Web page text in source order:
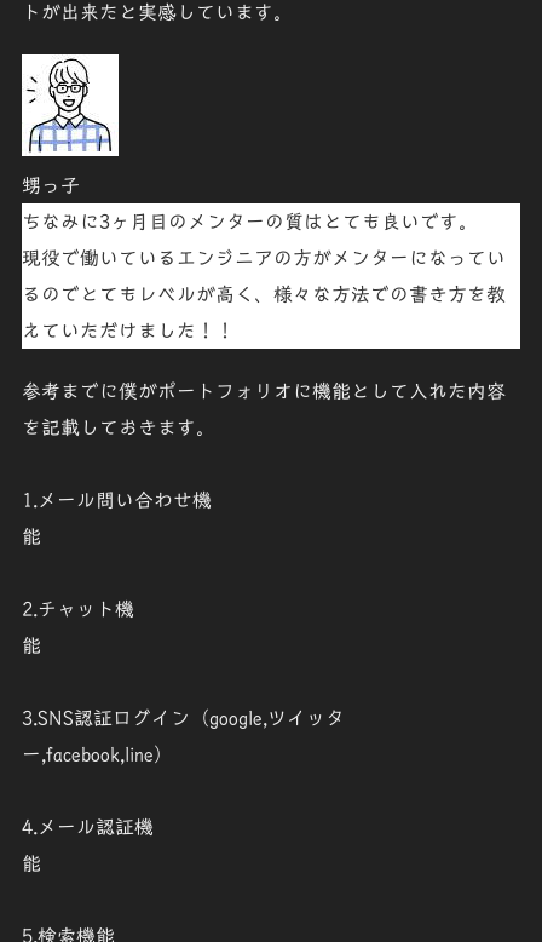
トが出来たと実感しています。
甥っ子
ちなみに3ヶ月目のメンターの質はとても良いです。
現役で働いているエンジニアの方がメンターになってい
るのでとてもレベルが高く、様々な方法での書き方を教
えていただけました！！
参考までに僕がポートフォリオに機能として入れた内容
を記載しておきます。
1.メール問い合わせ機
能
2.チャット機
能
3.SNS認証ログイン（google,ツイッタ
ー,facebook,line）
4.メール認証機
能
5.検索機能